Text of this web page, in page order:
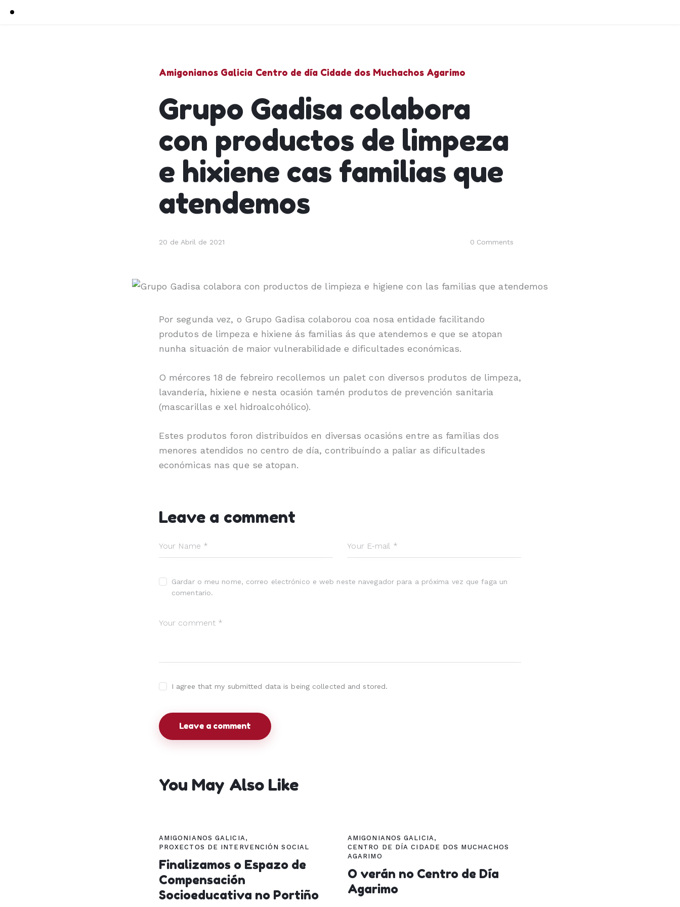
Amigonianos Galicia Centro de día Cidade dos Muchachos Agarimo
Grupo Gadisa colabora
con productos de limpeza
e hixiene cas familias que
atendemos
20 de Abril de 2021 0 Comments
Por segunda vez, o Grupo Gadisa colaborou coa nosa entidade facilitando
produtos de limpeza e hixiene ás familias ás que atendemos e que se atopan
nunha situación de maior vulnerabilidade e dificultades económicas.
O mércores 18 de febreiro recollemos un palet con diversos produtos de limpeza,
lavandería, hixiene e nesta ocasión tamén produtos de prevención sanitaria
(mascarillas e xel hidroalcohólico).
Estes produtos foron distribuídos en diversas ocasións entre as familias dos
menores atendidos no centro de día, contribuíndo a paliar as dificultades
económicas nas que se atopan.
Leave a comment
Gardar o meu nome, correo electrónico e web neste navegador para a próxima vez que faga un
comentario.
I agree that my submitted data is being collected and stored.
You May Also Like
AMIGONIANOS GALICIA,
PROXECTOS DE INTERVENCIÓN SOCIAL
Finalizamos o Espazo de
Compensación
Socioeducativa no Portiño
AMIGONIANOS GALICIA,
CENTRO DE DÍA CIDADE DOS MUCHACHOS
AGARIMO
O verán no Centro de Día
Agarimo